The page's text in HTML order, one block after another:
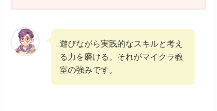
遊びながら実践的なスキルと考え
る力を磨ける。それがマイクラ教
室の強みです。